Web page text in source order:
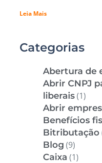
Leia Mais
Categorias
Abertura de
Abrir CNPJ
liberais(1)
Abrir
Benefícios
Bitributação
Blog (9)
Caixa (1)